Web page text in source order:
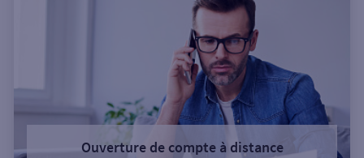
Ouverture de compte à distance